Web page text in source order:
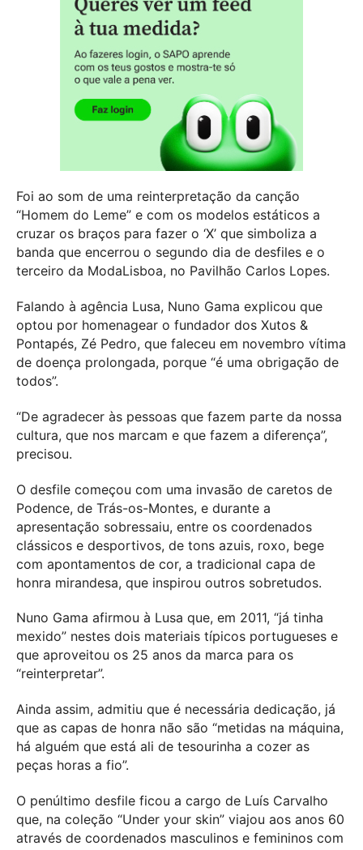
Foi ao som de uma reinterpretação da canção
“Homem do Leme” e com os modelos estáticos a
cruzar os braços para fazer o ‘X’ que simboliza a
banda que encerrou o segundo dia de desfiles e o
terceiro da ModaLisboa, no Pavilhão Carlos Lopes.
Falando à agência Lusa, Nuno Gama explicou que
optou por homenagear o fundador dos Xutos &
Pontapés, Zé Pedro, que faleceu em novembro vítima
de doença prolongada, porque “é uma obrigação de
todos”.
“De agradecer às pessoas que fazem parte da nossa
cultura, que nos marcam e que fazem a diferença”,
precisou.
O desfile começou com uma invasão de caretos de
Podence, de Trás-os-Montes, e durante a
apresentação sobressaiu, entre os coordenados
clássicos e desportivos, de tons azuis, roxo, bege
com apontamentos de cor, a tradicional capa de
honra mirandesa, que inspirou outros sobretudos.
Nuno Gama afirmou à Lusa que, em 2011, “já tinha
mexido” nestes dois materiais típicos portugueses e
que aproveitou os 25 anos da marca para os
“reinterpretar”.
Ainda assim, admitiu que é necessária dedicação, já
que as capas de honra não são “metidas na máquina,
há alguém que está ali de tesourinha a cozer as
peças horas a fio”.
O penúltimo desfile ficou a cargo de Luís Carvalho
que, na coleção “Under your skin” viajou aos anos 60
através de coordenados masculinos e femininos com